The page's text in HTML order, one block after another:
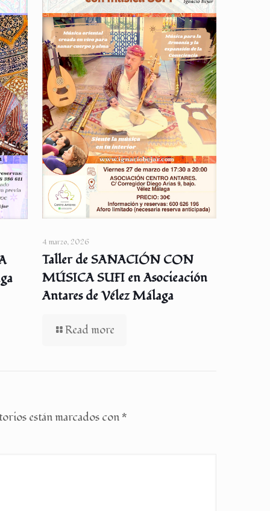
4 marzo, 2026
Taller de SANACIÓN CON
MÚSICA SUFI en Asocieación
Antares de Vélez Málaga
Read more
están marcados con*